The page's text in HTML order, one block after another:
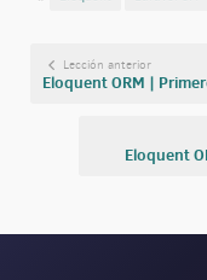
Lección anterior
Eloquent ORM |
Eloquent